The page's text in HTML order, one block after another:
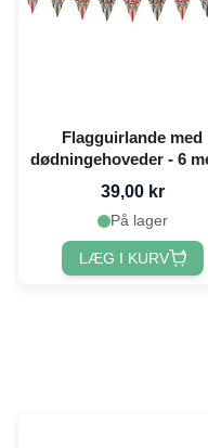
Flagguirlande med
dødningehoveder - 6
39,00 kr
På lager
LÆG I KURV